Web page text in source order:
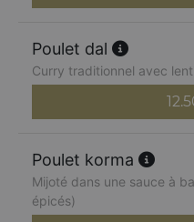
Poulet dal
Curry traditionnel avec
Poulet korma
Mijoté dans une sauce à
épicés)